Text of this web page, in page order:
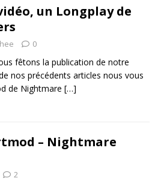
un Longplay de
0
fêtons la publication de notre
nos précédents articles nous vous
de Nightmare […]
– Nightmare
2